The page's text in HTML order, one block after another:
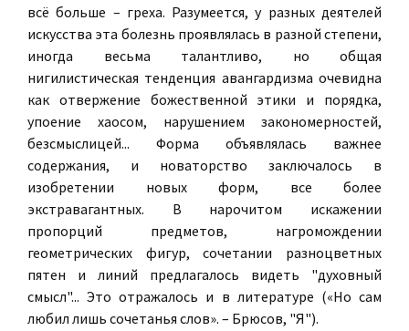
всё больше – греха. Разумеется, у разных деятелей
искусства эта болезнь проявлялась в разной степени,
иногда весьма талантливо, но общая
нигилистическая тенденция авангардизма очевидна
как отвержение божественной этики и порядка,
упоение хаосом, нарушением закономерностей,
безсмыслицей... Форма объявлялась важнее
содержания, и новаторство заключалось в
изобретении новых форм, все более
экстравагантных. В нарочитом искажении
пропорций предметов, нагромождении
геометрических фигур, сочетании разноцветных
пятен и линий предлагалось видеть "духовный
смысл"... Это отражалось и в литературе («Но сам
любил лишь сочетанья слов». – Брюсов, "Я").